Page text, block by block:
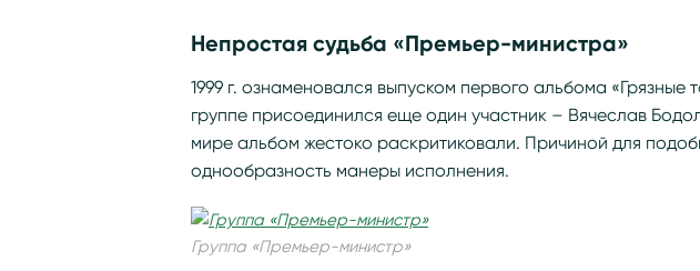
Непростая судьба «Премьер-министра»
1999 г. ознаменовался выпуском первого альбома «Грязные
группе присоединился еще один участник – Вячеслав
мире альбом жестоко раскритиковали. Причиной для
однообразность манеры исполнения.
Группа «Премьер-министр»